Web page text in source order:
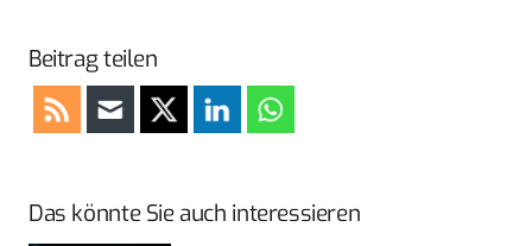
Beitrag teilen
Das könnte Sie auch interessieren